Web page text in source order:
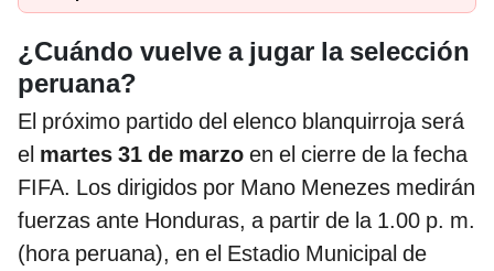
¿Cuándo vuelve a jugar la selección
peruana?
El próximo partido del elenco blanquirroja será
el martes 31 de marzo en el cierre de la fecha
FIFA. Los dirigidos por Mano Menezes medirán
fuerzas ante Honduras, a partir de la 1.00 p. m.
(hora peruana), en el Estadio Municipal de